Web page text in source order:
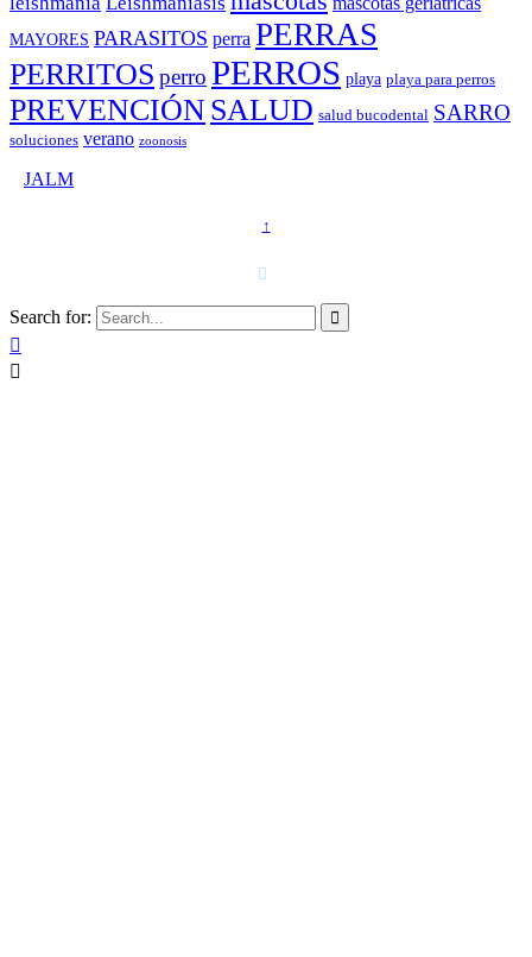
MAYORES PARASITOS perra PERRAS
PERRITOS perro PERROS playa playa para perros
PREVENCIÓNSALUD salud bucodental SARRO
soluciones verano zoonosis
JALM
↑

Search for: 

